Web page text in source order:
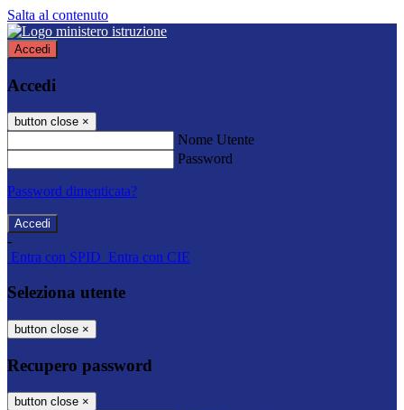
Salta al contenuto
Accedi
Accedi
button close ×
Nome Utente
Password
Password dimenticata?
-
Entra con SPID Entra con CIE
Seleziona utente
button close ×
Recupero password
button close ×